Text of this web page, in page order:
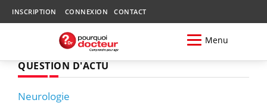
INSCRIPTION CONNEXION CONTACT
Menu
QUESTION D'ACTU
Neurologie